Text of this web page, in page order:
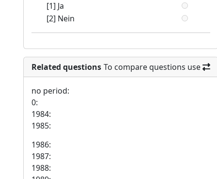
[1] Ja
[2] Nein
Related questions To compare questions use
no period:
0:
1984:
1985:
1986:
1987:
1988: